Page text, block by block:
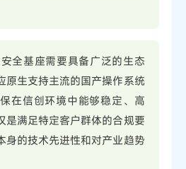
安全基座需要具备广泛的生态
原生支持主流的国产操作系统
在信创环境中能够稳定、高
是满足特定客户群体的合规要
身的技术先进性和对产业趋势